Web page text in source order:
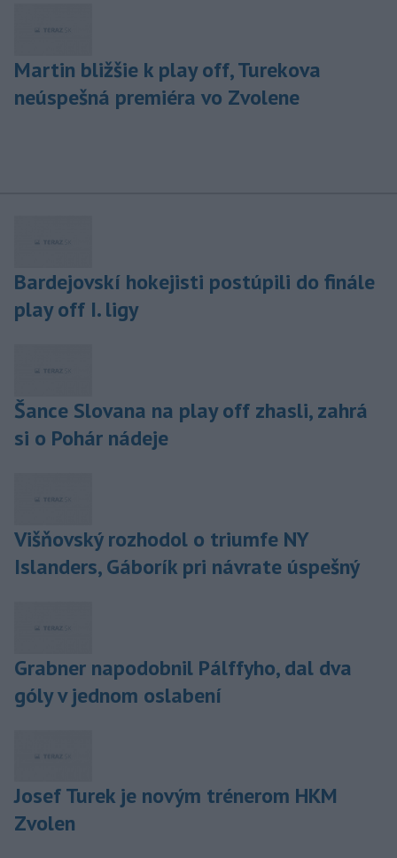
Martin bližšie k play off, Turekova
neúspešná premiéra vo Zvolene
Bardejovskí hokejisti postúpili do finále
play off I. ligy
Šance Slovana na play off zhasli, zahrá
si o Pohár nádeje
Višňovský rozhodol o triumfe NY
Islanders, Gáborík pri návrate úspešný
Grabner napodobnil Pálffyho, dal dva
góly v jednom oslabení
Josef Turek je novým trénerom HKM
Zvolen